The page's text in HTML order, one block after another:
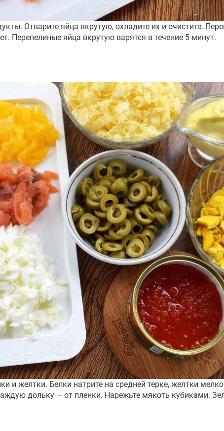
Отварите яйца вкрутую, охладите их и очистите.
Перепелиные яйца вкрутую варятся в течение 5 минут.
и желтки. Белки натрите на средней терке, желтки
дольку — от пленки. Нарежьте мякоть кубиками.